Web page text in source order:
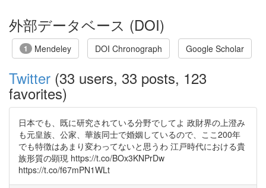
外部データベース (DOI)
1 Mendeley DOI Chronograph Google Scholar
Twitter (33 users, 33 posts, 123
favorites)
日本でも、既に研究されている分野でしてよ 政財界の上澄み
も元皇族、公家、華族同士で婚姻しているので、ここ200年
でも特徴はあまり変わってないと思うわ 江戸時代における貴
族形質の顕現 https://t.co/BOx3KNPrDw
https://t.co/f67mPN1WLt